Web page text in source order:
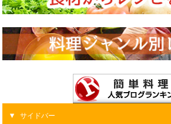
サイドバー